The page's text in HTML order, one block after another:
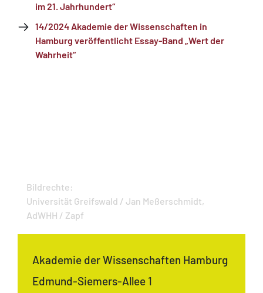
im 21. Jahrhundert“
14/2024 Akademie der Wissenschaften in
Hamburg veröffentlicht Essay-Band „Wert der
Wahrheit“
Bildrechte:
Universität Greifswald / Jan Meßerschmidt,
AdWHH / Zapf
Akademie der Wissenschaften Hamburg
Edmund-Siemers-Allee 1